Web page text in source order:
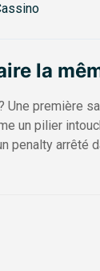
la
Une première
un pilier
penalty arrêté